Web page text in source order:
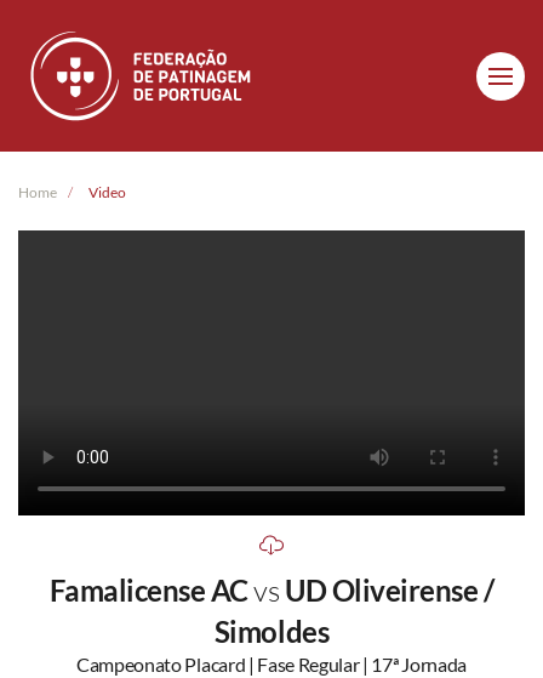
Skip to main content
Home Video
Famalicense ACvs UD Oliveirense /
Simoldes
Campeonato Placard | Fase Regular | 17ª Jornada